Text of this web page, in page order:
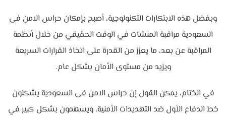
وبفضل هذه الابتكارات التكنولوجية، أصبح بإمكان حراس الامن فى
السعودية مراقبة المنشآت في الوقت الحقيقي من خلال أنظمة
المراقبة عن بعد، ما يعزز من القدرة على اتخاذ القرارات السريعة
ويزيد من مستوى الأمان بشكل عام.
في الختام، يمكن القول إن حراس الامن فى السعودية يشكلون
خط الدفاع الأول ضد التهديدات الأمنية، ويسهمون بشكل كبير في